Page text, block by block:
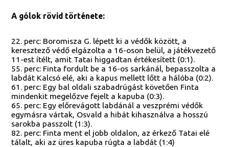
A gólok rövid története:
22. perc: Boromisza G. lépett ki a védők között, a
keresztező védő elgázolta a 16-oson belül, a játékvezető
11-est ítélt, amit Tatai higgadtan értékesített (0:1).
55. perc: Finta fordult be a 16-os sarkánál, bepasszolta a
labdát Kalcsó elé, aki a kapus mellett lőtt a hálóba (0:2).
61. perc: Egy bal oldali szabadrúgást követően Finta
mindenkit megelőzve fejelt a kapuba (0:3).
65. perc: Egy előrevágott labdánál a veszprémi védők
egymásra vártak, Osvald a hibát kihasználva a hosszú
sarokba passzolt (1:3).
82. perc: Finta ment el jobb oldalon, az érkező Tatai elé
tálalt, aki az üres kapuba rúgta a labdát (1:4)